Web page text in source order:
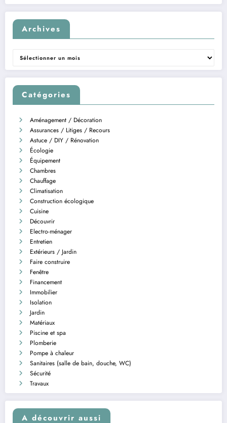
Archives
Archives
Catégories
Aménagement / Décoration
Assurances / Litiges / Recours
Astuce / DIY / Rénovation
Écologie
Équipement
Chambres
Chauffage
Climatisation
Construction écologique
Cuisine
Découvrir
Electro-ménager
Entretien
Extérieurs / Jardin
Faire construire
Fenêtre
Financement
Immobilier
Isolation
Jardin
Matériaux
Piscine et spa
Plomberie
Pompe à chaleur
Sanitaires (salle de bain, douche, WC)
Sécurité
Travaux
A découvrir aussi